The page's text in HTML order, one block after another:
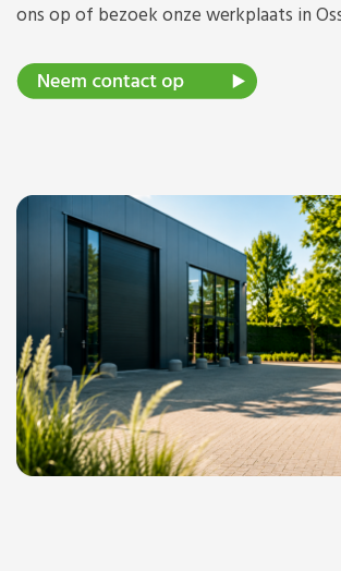
ons op of bezoek onze werkplaats in